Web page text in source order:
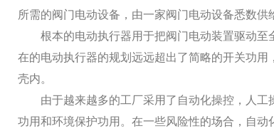
所需的阀门电动设备，由一家阀门电动设备悉数供
根本的电动执行器用于把阀门电动装置驱动至
在的电动执行器的规划远远超出了简略的开关功
壳内。
由于越来越多的工厂采用了自动化操控，人工
功用和环境保护功用。在一些风险性的场合，自